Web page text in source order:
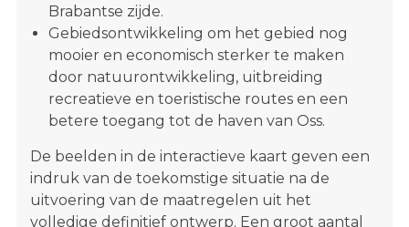
Brabantse zijde.
Gebiedsontwikkeling om het gebied nog
mooier en economisch sterker te maken
door natuurontwikkeling, uitbreiding
recreatieve en toeristische routes en een
betere toegang tot de haven van Oss.
De beelden in de interactieve kaart geven een
indruk van de toekomstige situatie na de
uitvoering van de maatregelen uit het
volledige definitief ontwerp. Een groot aantal